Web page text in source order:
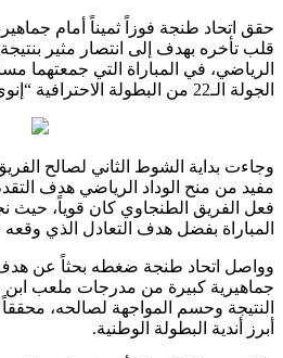
حقق اتحاد طنجة فوزاً ثميناً أمام
الرياضي، في المباراة التي جمعتهما
الجولة الـ22 من البطولة الاحترافية “إنوي” لكرة القدم.
وجاءت بداية الشوط الثاني لصالح
فعل الفريق الطنجاوي كان قوياً، حيث
المباراة بفضل هدف التعادل الذي وقعه
وواصل اتحاد طنجة ضغطه بحثاً عن
جماهيرية كبيرة من مدرجات ملعب
النتيجة وحسم المواجهة لصالحه،
أبرز أندية البطولة الوطنية.